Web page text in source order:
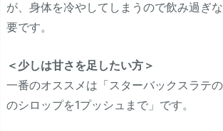
が、身体を冷やしてしまうので飲み過ぎ
要です。
＜少しは甘さを足したい方＞
一番のオススメは「スターバックスラテ
のシロップを1プッシュまで」です。